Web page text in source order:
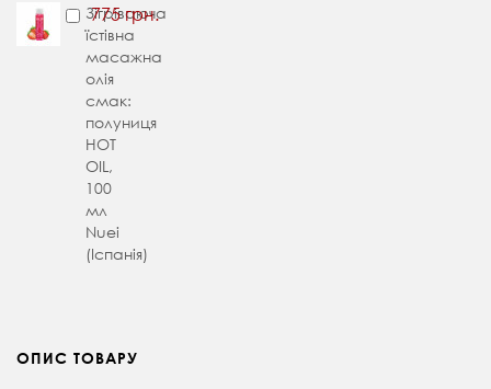
Зігріваюча
їстівна
масажна
олія
смак:
полуниця
HOT
OIL,
100
мл
Nuei
(Іспанія)
775 грн.
ОПИС ТОВАРУ